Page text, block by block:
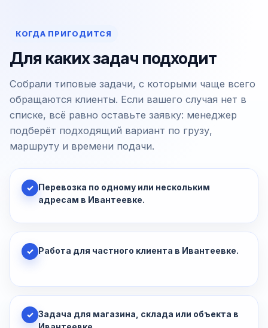
КОГДА ПРИГОДИТСЯ
Для каких задач подходит
Собрали типовые задачи, с которыми чаще всего
обращаются клиенты. Если вашего случая нет в
списке, всё равно оставьте заявку: менеджер
подберёт подходящий вариант по грузу,
маршруту и времени подачи.
✓ Перевозка по одному или нескольким
адресам в Ивантеевке.
✓ Работа для частного клиента в Ивантеевке.
✓ Задача для магазина, склада или объекта в